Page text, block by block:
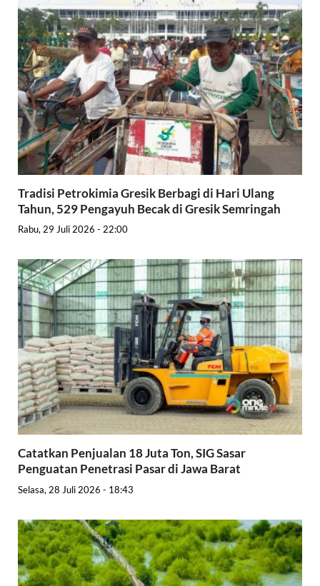
Tradisi Petrokimia Gresik Berbagi di Hari Ulang
Tahun, 529 Pengayuh Becak di Gresik Semringah
Rabu, 29 Juli 2026 - 22:00
Catatkan Penjualan 18 Juta Ton, SIG Sasar
Penguatan Penetrasi Pasar di Jawa Barat
Selasa, 28 Juli 2026 - 18:43